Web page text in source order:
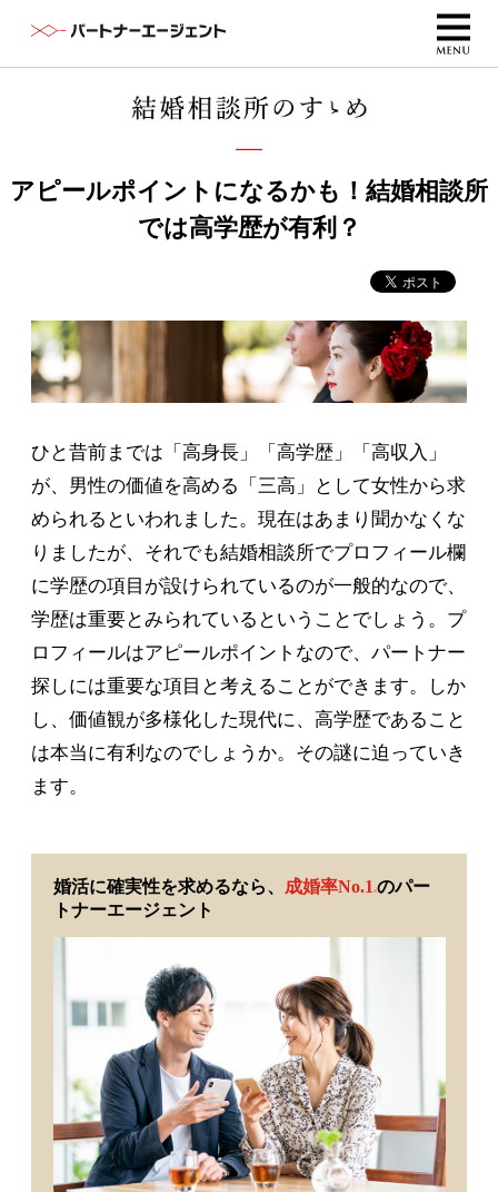
アピールポイントになるかも！結婚相談所
では高学歴が有利？
ひと昔前までは「高身長」「高学歴」「高収入」
が、男性の価値を高める「三高」として女性から求
められるといわれました。現在はあまり聞かなくな
りましたが、それでも結婚相談所でプロフィール欄
に学歴の項目が設けられているのが一般的なので、
学歴は重要とみられているということでしょう。プ
ロフィールはアピールポイントなので、パートナー
探しには重要な項目と考えることができます。しか
し、価値観が多様化した現代に、高学歴であること
は本当に有利なのでしょうか。その謎に迫っていき
ます。
婚活に確実性を求めるなら、 成婚率No.1 ※のパー
トナーエージェント